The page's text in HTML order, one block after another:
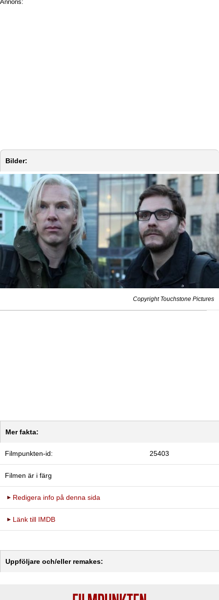
Annons:
Bilder:
Copyright Touchstone Pictures
Mer fakta:
Filmpunkten-id: 25403
Filmen är i färg
Redigera info på denna sida
Länk till IMDB
Uppföljare och/eller remakes: